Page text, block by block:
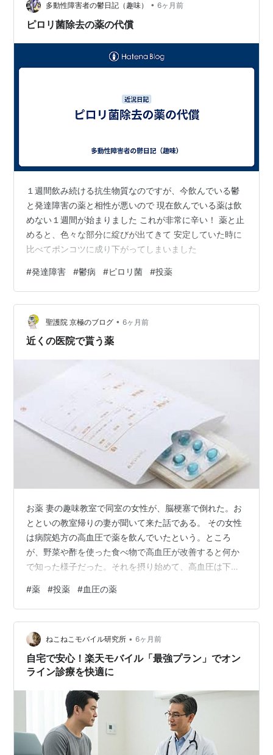
イドFIRE後に始まったわけではない 私のイライラや感情
の不安定さは、サイドFIRE後に急に生…
多動性障害者の鬱日記（趣味） • 6ヶ月前
ピロリ菌除去の薬の代償
１週間飲み続ける抗生物質なのですが、今飲んでいる鬱
と発達障害の薬と相性が悪いので 現在飲んでいる薬は飲
めない１週間が始まりました これが非常に辛い！ 薬と止
めると、色々な部分に綻びが出てきて 安定していた時に
比べてポンコツに成り下がってしまいました
#発達障害 #鬱病 #ピロリ菌 #投薬
聖護院 京極のブログ • 6ヶ月前
近くの医院で貰う薬
お薬 妻の趣味教室で同室の女性が、脳梗塞で倒れた。お
とといの教室帰りの妻が聞いて来た話である。 その女性
は病院処方の高血圧で薬を飲んでいたという。ところ
が、野菜や酢を使った食べ物で高血圧が改善すると何か
で知った様子だった。それを摂り始めて、高血圧は下が
しまったらしい。 処が、年末に近いある日脳梗塞で倒
れ、病院に救急搬送。入院加療中の様子。楽しみにして
いた教室での作品が、正月には飾れると意気込んでいた
が、完成を待たず倒れてしまったという事らしい。 気の
毒ではあるが、やはり薬はちゃんと飲んだ方がいい。
#薬 #投薬 #血圧の薬
ねこねこモバイル研究所 • 6ヶ月前
自宅で安心！楽天モバイル「最強プラン」でオン
ライン診療を快適に